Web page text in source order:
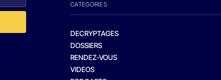
CATEGORIES
DECRYPTAGES
DOSSIERS
RENDEZ-VOUS
VIDEOS